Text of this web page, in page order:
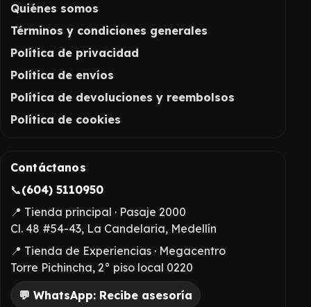
Quiénes somos
Términos y condiciones generales
Política de privacidad
Política de envíos
Política de devoluciones y reembolsos
Política de cookies
Contáctanos
📞(604) 5110950
📍 Tienda principal · Pasaje 2000
Cl. 48 #54-43, La Candelaria, Medellín
📍 Tienda de Experiencias · Megacentro
Torre Pichincha, 2° piso local 0220
💬 WhatsApp: Recibe asesoría